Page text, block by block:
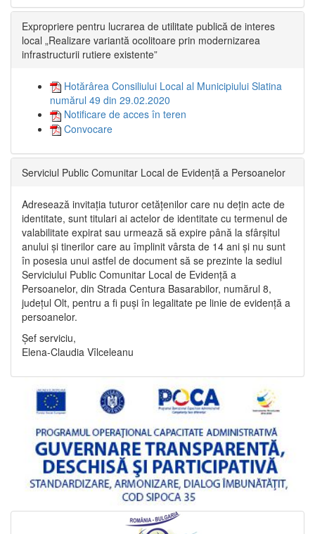
Expropriere pentru lucrarea de utilitate publică de interes
local „Realizare variantă ocolitoare prin modernizarea
infrastructurii rutiere existente”
Hotărârea Consiliului Local al Municipiului Slatina
numărul 49 din 29.02.2020
Notificare de acces în teren
Convocare
Serviciul Public Comunitar Local de Evidență a Persoanelor
Adresează invitația tuturor cetățenilor care nu dețin acte de
identitate, sunt titulari ai actelor de identitate cu termenul de
valabilitate expirat sau urmează să expire până la sfârșitul
anului și tinerilor care au împlinit vârsta de 14 ani și nu sunt
în posesia unui astfel de document să se prezinte la sediul
Serviciului Public Comunitar Local de Evidență a
Persoanelor, din Strada Centura Basarabilor, numărul 8,
județul Olt, pentru a fi puși în legalitate pe linie de evidență a
persoanelor.
Șef serviciu,
Elena-Claudia Vîlceleanu